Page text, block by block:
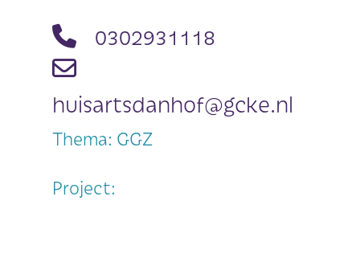
0302931118
huisartsdanhof@gcke.nl
Thema: GGZ
Project: